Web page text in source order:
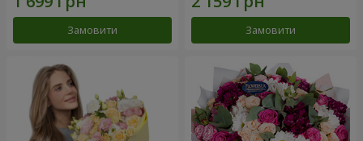
Замовити Замовити